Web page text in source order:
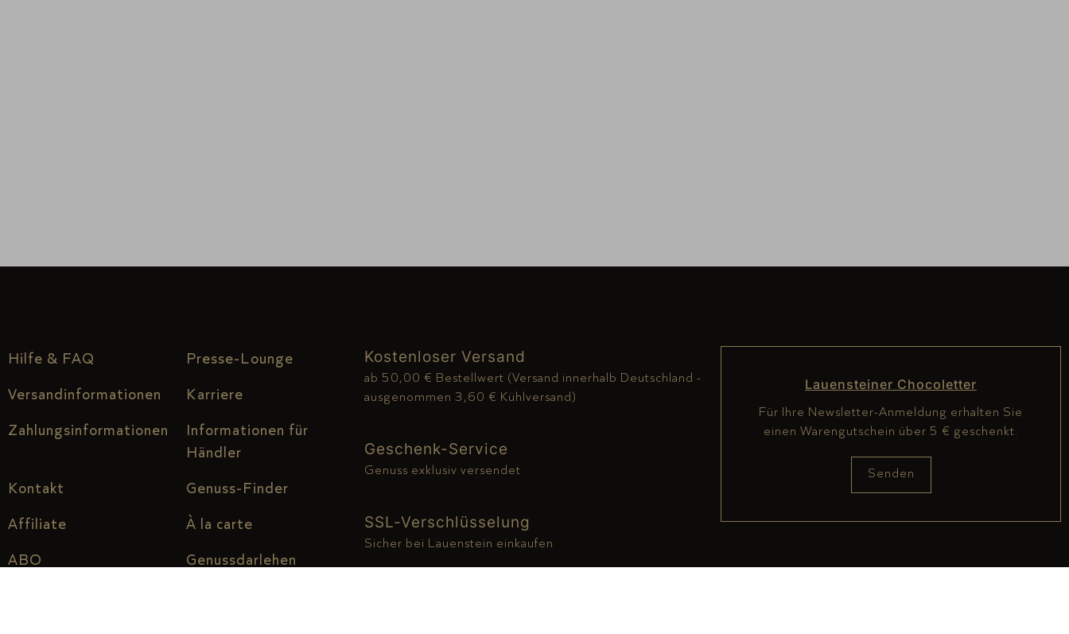
Hilfe & FAQ
Presse-Lounge
Versandinformationen
Karriere
Zahlungsinformationen
Informationen für
Händler
Kontakt
Genuss-Finder
Affiliate
À la carte
ABO
Genussdarlehen
Kostenloser Versand
ab 50,00 € Bestellwert (Versand innerhalb Deutschland -
ausgenommen 3,60 € Kühlversand)
Geschenk-Service
Genuss exklusiv versendet
SSL-Verschlüsselung
Sicher bei Lauenstein einkaufen
Lauensteiner Chocoletter
Für Ihre Newsletter-Anmeldung erhalten Sie
einen Warengutschein über 5 € geschenkt.